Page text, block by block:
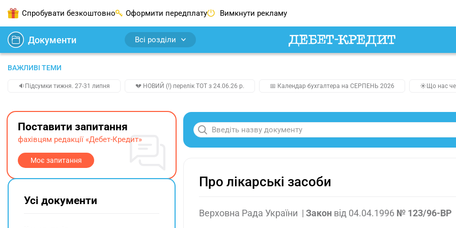
Спробувати безкоштовно Оформити передплату Вимкнути рекламу
Документи Всі розділи
ВАЖЛИВІ ТЕМИ
🔉Підсумки тижня. 27-31 липня 💔 НОВИЙ (!) перелік ТОТ з 24.06.26 р. 📅 Календар бухгалтера на СЕРПЕНЬ 2026 ☀️Що нас
Про лікарські засоби
Верховна Рада України | Закон від 04.04.1996 № 123/96-ВР
Поставити запитання
фахівцям редакції «Дебет-Кредит»
Моє запитання
Усі документи